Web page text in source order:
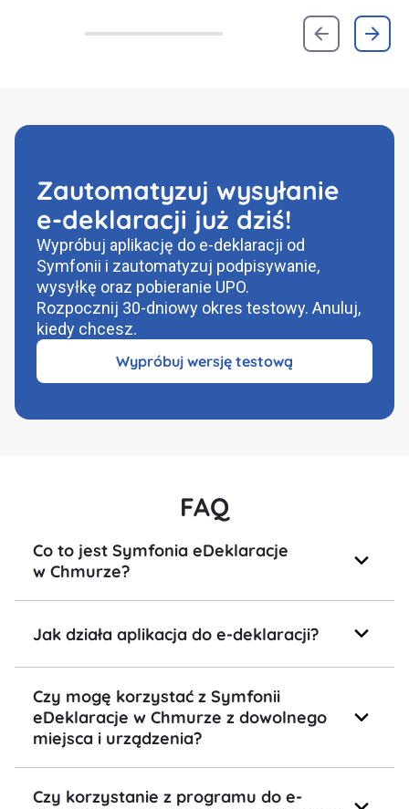
Zautomatyzuj wysyłanie
e‑deklaracji już dziś!
Wypróbuj aplikację do e-deklaracji od
Symfonii i zautomatyzuj podpisywanie,
wysyłkę oraz pobieranie UPO.
Rozpocznij 30-dniowy okres testowy. Anuluj,
kiedy chcesz.
Wypróbuj wersję testową
FAQ
Co to jest Symfonia eDeklaracje
w Chmurze?
Jak działa aplikacja do e-deklaracji?
Czy mogę korzystać z Symfonii
eDeklaracje w Chmurze z dowolnego
miejsca i urządzenia?
Czy korzystanie z programu do e-